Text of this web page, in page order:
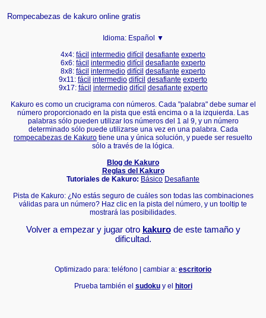
Rompecabezas de kakuro online gratis
Idioma: Español ▼
4x4: fácil intermedio difícil desafiante experto
6x6: fácil intermedio difícil desafiante experto
8x8: fácil intermedio difícil desafiante experto
9x11: fácil intermedio difícil desafiante experto
9x17: fácil intermedio difícil desafiante experto
Kakuro es como un crucigrama con números. Cada "palabra" debe sumar el
número proporcionado en la pista que está encima o a la izquierda. Las
palabras sólo pueden utilizar los números del 1 al 9, y un número
determinado sólo puede utilizarse una vez en una palabra. Cada
rompecabezas de Kakuro tiene una y única solución, y puede ser resuelto
sólo a través de la lógica.
Blog de Kakuro
Reglas del Kakuro
Tutoriales de Kakuro: Básico Desafiante
Pista de Kakuro: ¿No estás seguro de cuáles son todas las combinaciones
válidas para un número? Haz clic en la pista del número, y un tooltip te
mostrará las posibilidades.
Volver a empezar y jugar otro kakurode este tamaño y
dificultad.
Optimizado para: teléfono | cambiar a: escritorio
Prueba también el sudokuy el hitori